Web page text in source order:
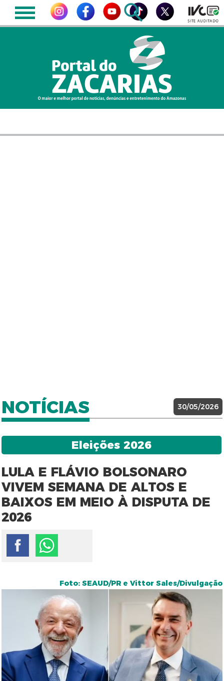
NOTÍCIAS 30/05/2026
Eleições 2026
LULA E FLÁVIO BOLSONARO
VIVEM SEMANA DE ALTOS E
BAIXOS EM MEIO À DISPUTA DE
2026
Foto: SEAUD/PR e Vittor Sales/Divulgação